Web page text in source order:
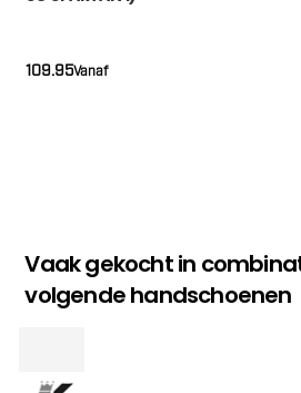
Vanaf
109.95
Vaak gekocht in
volgende handschoenen